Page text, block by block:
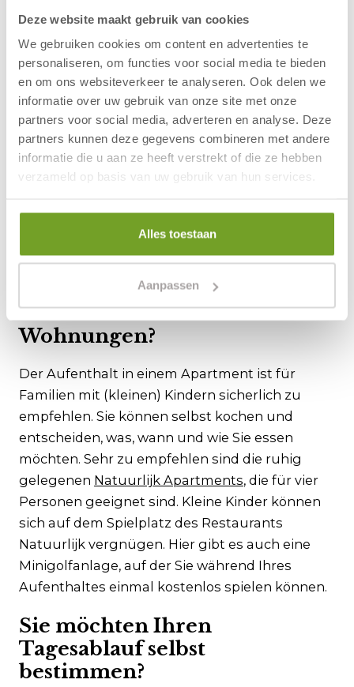
Deze website maakt gebruik van cookies
We gebruiken cookies om content en advertenties te
personaliseren, om functies voor social media te bieden
en om ons websiteverkeer te analyseren. Ook delen we
informatie over uw gebruik van onze site met onze
partners voor social media, adverteren en analyse. Deze
partners kunnen deze gegevens combineren met andere
informatie die u aan ze heeft verstrekt of die ze hebben
verzameld op basis van uw gebruik van hun services.
Alles toestaan
Aanpassen
Geben Sie Kindern Sand und Wasser und sie
werden eine tolle Zeit haben. Nur ... manchmal
macht einem das Wetter einen Strich durch die
Rechnung, oder Ihre Kinder sind schon etwas
älter und Sie können nicht 24 Stunden am Tag
am Strand verbringen. Kurz gesagt, Sie
möchten neben Meer und Sand auch eine
familienfreundliche Unterkunft. Hotel
Freizeiteinrichtungen für Familien, wie ein
Schwimmbad, einem Indoor-Spielparadies,
einem Bowlingcenter sowie Billardtischen.
Gibt es auch
kinderfreundliche
Wohnungen?
Der Aufenthalt in einem Apartment ist für
Familien mit (kleinen) Kindern sicherlich zu
empfehlen. Sie können selbst kochen und
entscheiden, was, wann und wie Sie essen
möchten. Sehr zu empfehlen sind die ruhig
gelegenen Natuurlijk Apartments, die für vier
Personen geeignet sind. Kleine Kinder können
sich auf dem Spielplatz des Restaurants
Natuurlijk vergnügen. Hier gibt es auch eine
Minigolfanlage, auf der Sie während Ihres
Aufenthaltes einmal kostenlos spielen können.
Sie möchten Ihren
Tagesablauf selbst
bestimmen?